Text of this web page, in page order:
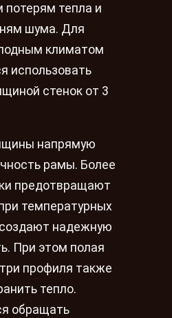
потерям тепла и
шума. Для
климатом
использовать
стенок от 3
напрямую
рамы. Более
предотвращают
температурных
надежную
При этом полая
профиля также
тепло.
обращать